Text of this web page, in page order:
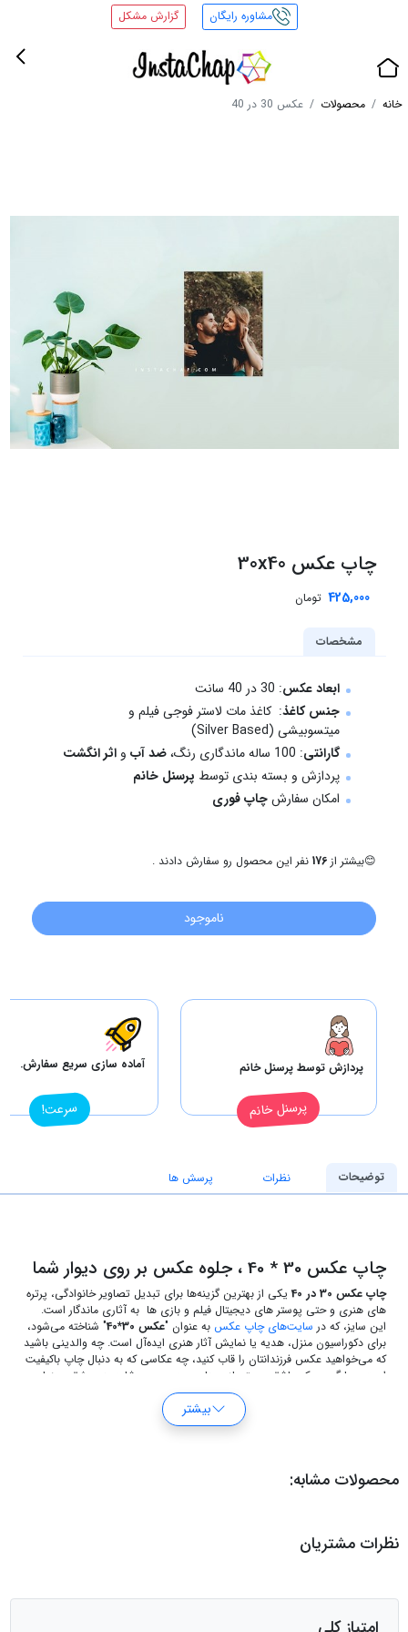
مشاوره رایگان گزارش مشکل
خانه محصولات عکس 30 در 40
چاپ عکس 30x40
425,000 تومان
مشخصات
ابعاد عکس: 30 در 40 سانت
جنس کاغذ: کاغذ مات لاستر فوجی فیلم و
میتسوبیشی (Silver Based)
گارانتی: 100 ساله ماندگاری رنگ، ضد آب و اثر انگشت
پردازش و بسته بندی توسط پرسنل خانم
امکان سفارشچاپ فوری
😊بیشتر از 176 نفر این محصول رو سفارش دادند .
ناموجود
پردازش توسط پرسنل خانم
پرسنل خانم
آماده سازی سریع سفارش.
سرعت!
توضیحات نظرات پرسش ها
چاپ عکس 30 * 40 ، جلوه عکس بر روی دیوار شما
چاپ عکس 30 در 40
یکی از بهترین گزینه‌ها برای تبدیل تصاویر خانوادگی، پرتره
های هنری و حتی پوستر های دیجیتال فیلم و بازی ها به آثاری ماندگار است.
این سایز، که در سایت‌های چاپ عکس به عنوان "عکس 30*40
" شناخته می‌شود،
برای دکوراسیون منزل، هدیه یا نمایش آثار هنری ایده‌آل است. چه والدینی باشید
که می‌خواهید عکس فرزندانتان را قاب کنید، چه عکاسی که به دنبال چاپ باکیفیت
است و یا گیمری که عاشق پوستر بازی های ویدیو یی و شاید هم عشق سینمایی
که دوست دارد پوستر فیلم های مورد علاقه اش را بر روی دیوار آویزان کند، این
محصول نیازهای شما را برآورده می‌کند.
سایز کاغذ
شیوه چاپ
فتوشیمی ظهور عکس دستگاه نوریتسو
ضخامت کاغذتقریبا 200 میکرون
چرا چاپ عکس 30 در 40 ؟
کیفیت برتر:
بیشتر
محصولات مشابه:
نظرات مشتریان